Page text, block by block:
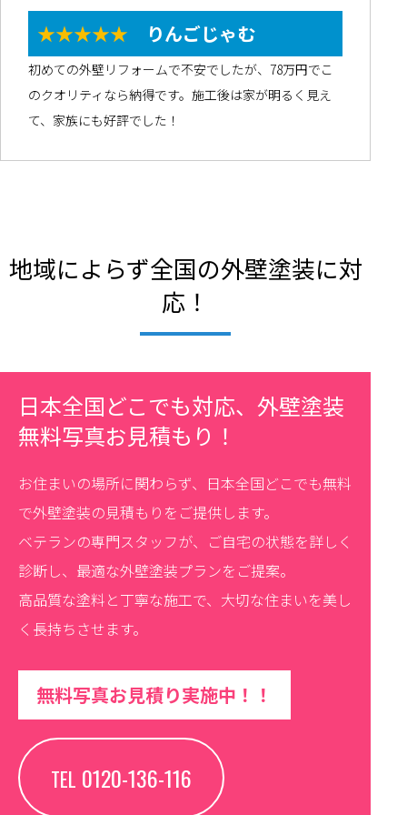
★★★★★ りんごじゃむ
初めての外壁リフォームで不安でしたが、78万円でこ
のクオリティなら納得です。施工後は家が明るく見え
て、家族にも好評でした！
地域によらず全国の外壁塗装に対
応！
日本全国どこでも対応、外壁塗装
無料写真お見積もり！
お住まいの場所に関わらず、日本全国どこでも無料
で外壁塗装の見積もりをご提供します。
ベテランの専門スタッフが、ご自宅の状態を詳しく
診断し、最適な外壁塗装プランをご提案。
高品質な塗料と丁寧な施工で、大切な住まいを美し
く長持ちさせます。
無料写真お見積り実施中！！
TEL 0120-136-116